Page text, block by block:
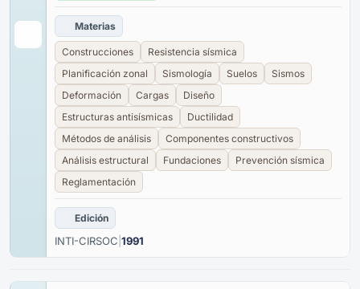
Materias
Construcciones
Resistencia sísmica
Planificación zonal
Sismología Suelos
Sismos
Deformación
Cargas
Diseño
Estructuras antisísmicas
Ductilidad
Métodos de análisis
Componentes constructivos
Análisis estructural
Fundaciones
Prevención sísmica
Reglamentación
Edición
INTI-CIRSOC 1991